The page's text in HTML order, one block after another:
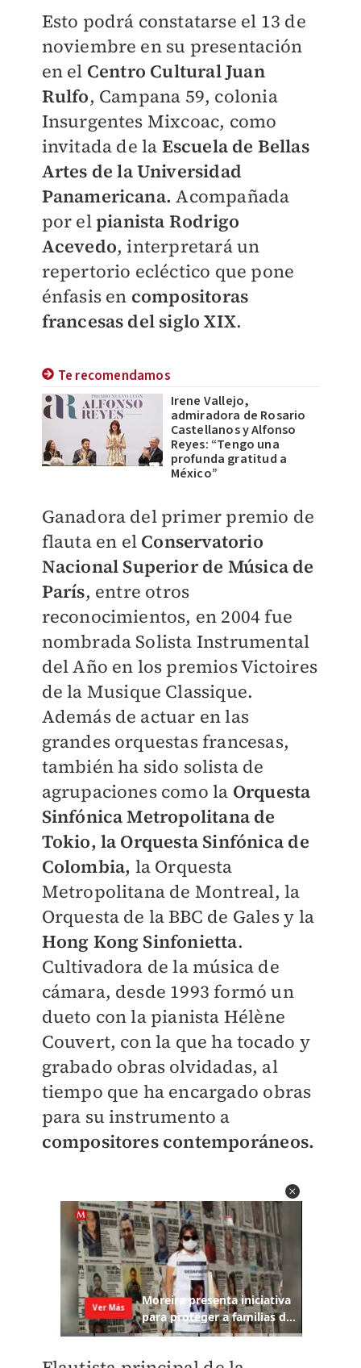
Esto podrá constatarse el 13 de
noviembre en su presentación
en el Centro Cultural Juan
Rulfo, Campana 59, colonia
Insurgentes Mixcoac, como
invitada de la Escuela de Bellas
Artes de la Universidad
Panamericana.Acompañada
por elpianista Rodrigo
Acevedo, interpretará un
repertorio ecléctico que pone
énfasis en compositoras
francesas del siglo XIX.
Te recomendamos
Irene Vallejo,
admiradora de Rosario
Castellanos y Alfonso
Reyes: “Tengo una
profunda gratitud a
México”
Ganadora del primer premio de
flauta en el Conservatorio
Nacional Superior de Música de
París, entre otros
reconocimientos, en 2004 fue
nombrada Solista Instrumental
del Año en los premios Victoires
de la Musique Classique.
Además de actuar en las
grandes orquestas francesas,
también ha sido solista de
agrupaciones como la Orquesta
Sinfónica Metropolitana de
Tokio, la Orquesta Sinfónica de
Colombia, la Orquesta
Metropolitana de Montreal, la
Orquesta de la BBC de Gales y la
Hong Kong Sinfonietta.
Cultivadora de la música de
cámara, desde 1993 formó un
dueto con la pianista Hélène
Couvert, con la que ha tocado y
grabado obras olvidadas, al
tiempo que ha encargado obras
para su instrumento a
compositores contemporáneos.